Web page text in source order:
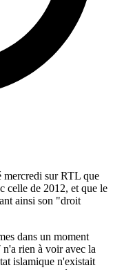
mercredi sur RTL que
celle de 2012, et que le
ainsi son "droit
dans un moment
rien à voir avec la
islamique n'existait